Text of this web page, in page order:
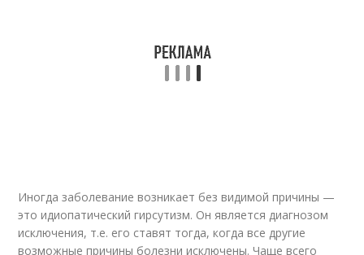
Иногда заболевание возникает без видимой причины —
это идиопатический гирсутизм. Он является диагнозом
исключения, т.е. его ставят тогда, когда все другие
возможные причины болезни исключены. Чаще всего